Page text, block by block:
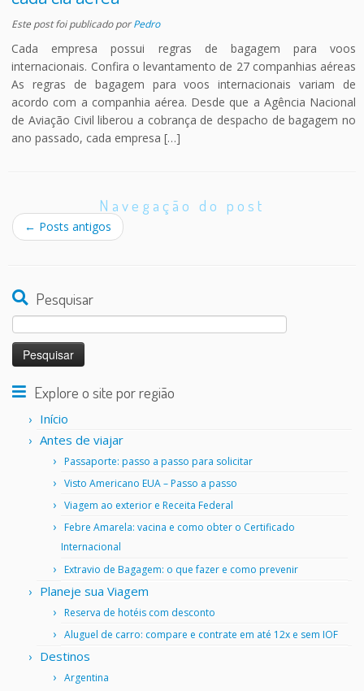
Este post foi publicadoporPedro
Cada empresa possui regras de bagagem para voos
internacionais. Confira o levantamento de 27 companhias aéreas
As regras de bagagem para voos internacionais variam de
acordo com a companhia aérea. Desde que a Agência Nacional
de Aviação Civil liberou a cobrança de despacho de bagagem no
ano passado, cada empresa […]
Navegação do post
← Posts antigos
Pesquisar
por:
Explore o site por região
Início
Antes de viajar
Passaporte: passo a passo para solicitar
Visto Americano EUA – Passo a passo
Viagem ao exterior e Receita Federal
Febre Amarela: vacina e como obter o Certificado
Internacional
Extravio de Bagagem: o que fazer e como prevenir
Planeje sua Viagem
Reserva de hotéis com desconto
Aluguel de carro: compare e contrate em até 12x e sem IOF
Destinos
Argentina